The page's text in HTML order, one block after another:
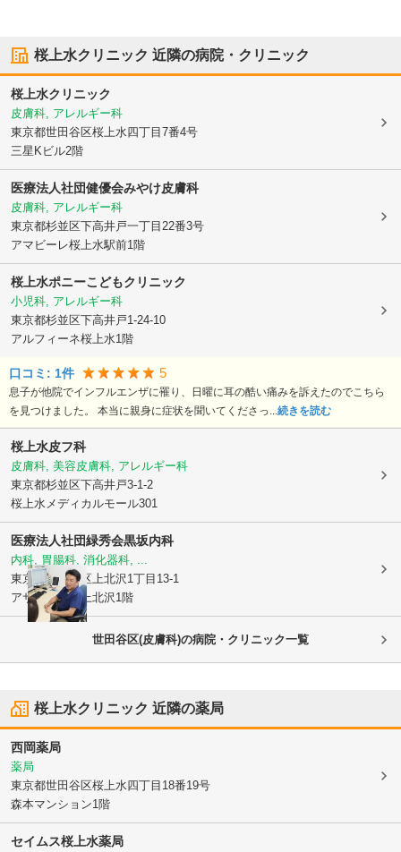
桜上水クリニック 近隣の病院・クリニック
桜上水クリニック
皮膚科, アレルギー科
東京都世田谷区桜上水四丁目7番4号
三星Kビル2階
医療法人社団健優会みやけ皮膚科
皮膚科, アレルギー科
東京都杉並区下高井戸一丁目22番3号
アマビーレ桜上水駅前1階
桜上水ポニーこどもクリニック
小児科, アレルギー科
東京都杉並区下高井戸1-24-10
アルフィーネ桜上水1階
口コミ: 1件 5
息子が他院でインフルエンザに罹り、日曜に耳の酷い痛みを訴えたのでこちら
を見つけました。 本当に親身に症状を聞いてくださっ... 続きを読む
桜上水皮フ科
皮膚科, 美容皮膚科, アレルギー科
東京都杉並区下高井戸3-1-2
桜上水メディカルモール301
医療法人社団緑秀会黒坂内科
内科, 胃腸科, 消化器科, ...
東京都世田谷区 上北沢1丁目13-1
アサカシオン上北沢1階
世田谷区(皮膚科)の病院・クリニック一覧
桜上水クリニック 近隣の薬局
西岡薬局
薬局
東京都世田谷区桜上水四丁目18番19号
森本マンション1階
セイムス桜上水薬局